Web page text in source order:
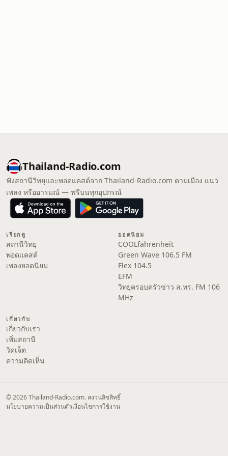
Thailand-Radio.com
ฟังสถานีวิทยุและพอดแคสต์จาก Thailand-Radio.com ตามเมือง แนว
เพลง หรืออารมณ์ — ฟรีบนทุกอุปกรณ์
เรียกดู
สถานีวิทยุ
พอดแคสต์
เพลงยอดนิยม
ยอดนิยม
COOLfahrenheit
Green Wave 106.5 FM
Flex 104.5
EFM
วิทยุครอบครัวข่าว ส.ทร. FM 106
MHz
เกี่ยวกับ
เกี่ยวกับเรา
เพิ่มสถานี
วิดเจ็ต
ความคิดเห็น
© 2026 Thailand-Radio.com. สงวนลิขสิทธิ์
นโยบายความเป็นส่วนตัวเงื่อนไขการใช้งาน